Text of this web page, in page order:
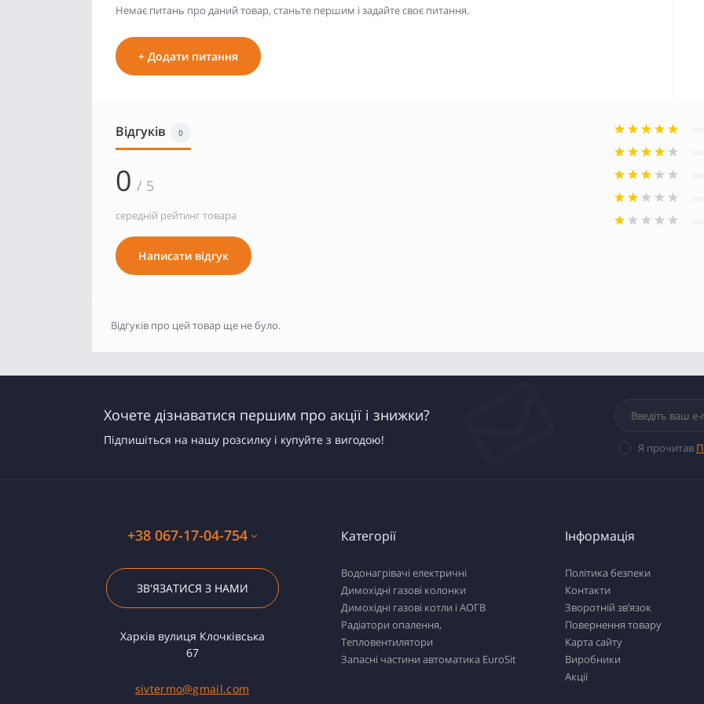
Немає питань про даний товар, станьте першим і задайте своє питання.
+ Додати питання
Відгуків 0
0 / 5
середній рейтинг товара
Написати відгук
Відгуків про цей товар ще не було.
Хочете дізнаватися першим про акції і знижки?
Підпишіться на нашу розсилку і купуйте з вигодою!
Я прочитав
+38 067-17-04-754
ЗВ'ЯЗАТИСЯ З НАМИ
Харків вулиця Клочківська
67
sivtermo@gmail.com
Категорії
Водонагрівачі електричні
Димохідні газові колонки
Димохідні газові котли і АОГВ
Радіатори опалення,
Тепловентилятори
Запасні частини автоматика EuroSit
Інформація
Політика безпеки
Контакти
Зворотній зв’язок
Повернення товару
Карта сайту
Виробники
Акції